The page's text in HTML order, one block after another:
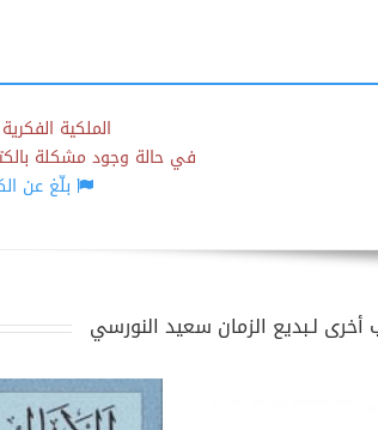
الملكية
في حالة وجود مشكلة
بلّغ عن
أخرى لـبديع الزمان سعيد النورسي